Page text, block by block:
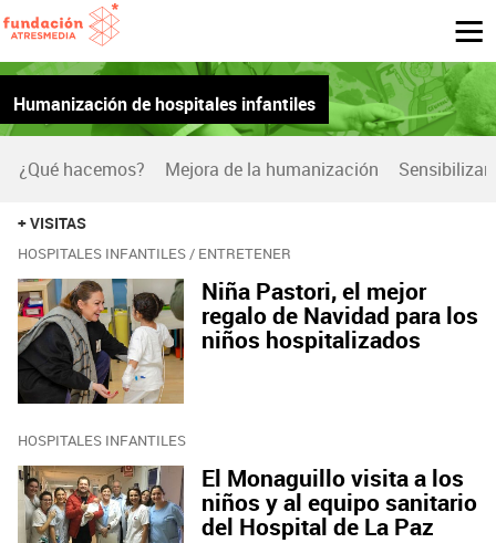
Humanización de hospitales infantiles
¿Qué hacemos? Mejora de la humanización Sensibilizar
+ VISITAS
HOSPITALES INFANTILES / ENTRETENER
Niña Pastori, el mejor
regalo de Navidad para los
niños hospitalizados
HOSPITALES INFANTILES
El Monaguillo visita a los
niños y al equipo sanitario
del Hospital de La Paz